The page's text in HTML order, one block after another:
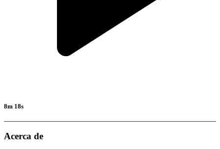
8m 18s
Acerca de